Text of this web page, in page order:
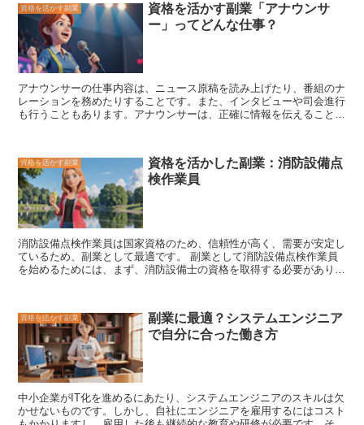
ティスペシャリスト試験（CISSP）も、セキュリティエンジニアと
して活躍するためには、取得しておくべき資格です。CISSPは、情
報セキュリティ分野におけるスペシャリストを認定する資格であり、
セキュリティエンジニアとしては必須の知識を証明することができま
す。 さらに、
セキュリティエンジニア能力認定試験（SEC）
キュリティエンジニアとして活躍するためには、取得しておくべき資
格です。SECは、情報セキュリティ分野におけるエンジニアとして
の能力を認定する資格であり、セキュリティエンジニアとしては必須
の知識を証明することができます。 これらに加えて、情報セキュリ
には、取得しておくべき資格です。
資格を活かす副業
資格を活かす副業「アナウンサ
ー」ってどんな仕事？
アナウンサーの仕事内容は、 ニュース原稿を読み上げたり、番組のナ
レーションを務めたりすることです。また、 インタビューや司会進行
も行う こともあります。アナウンサーは、正確に情報を伝えることが
は、テレビ局やラジオ局などの放送局に所属するケースがほとんどで
すが、フリーランスとして活動する人もいます。フリーランスのアナ
ウンサーは、企業の広報やイベントの司会など、さまざまな仕事に携
わることができます。
資格を活かす副業
資格を活かした副業：消防設備点
検作業員
消防設備点検作業員は国家資格のため、信頼性が高く、需要が安定し
ているため、副業として最適です。
副業として消防設備点検作業員
を始めるためには、まず、消防設備士の資格を取得する必要がありま
消防設備士の資格を取得するには、消防設備士試験に合格する必要が
あります。 消防設備士試験は、毎年1回実施されており、合格率は約
50％です。 消防設備士試験に合格するためには、消防設備に関する
知識を習得しておく必要があります。 消防設備に関する知識は、消
防設備士養成講習会を受講したり、消防設備に関する書籍を読んだ
り、消防設備に関するウェブサイトを閲覧したりすることで習得する
ことができます。 消防設備士の資格を取得したら、消防設備点検作
業員として働くことができます。 消防設備点検作業員は、消防設備
の点検、整備、修理を行う仕事です。消防設備点検作業員の仕事内
資格を活かす副業
副業に最適？システムエンジニア
で自分に合った働き方
中小企業がIT化を進めるにあたり、システムエンジニアのスキルは欠
かせないものです。しかし、自社にエンジニアを雇用するにはコスト